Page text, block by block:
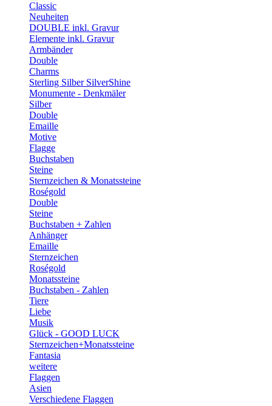
Classic
Neuheiten
DOUBLE inkl. Gravur
Elemente inkl. Gravur
Armbänder
Double
Charms
Sterling Silber SilverShine
Monumente - Denkmäler
Silber
Double
Emaille
Motive
Flagge
Buchstaben
Steine
Sternzeichen & Monatssteine
Roségold
Double
Steine
Buchstaben + Zahlen
Anhänger
Emaille
Sternzeichen
Roségold
Monatssteine
Buchstaben - Zahlen
Tiere
Liebe
Musik
Glück - GOOD LUCK
Sternzeichen+Monatssteine
Fantasia
weitere
Flaggen
Asien
Verschiedene Flaggen